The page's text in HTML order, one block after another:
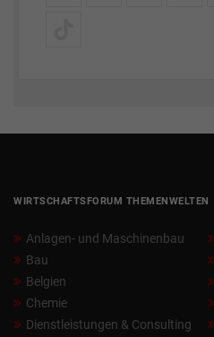
WIRTSCHAFTSFORUM THEMENWELTEN
Anlagen- und Maschinenbau
Bau
Belgien
Chemie
Dienstleistungen & Consulting